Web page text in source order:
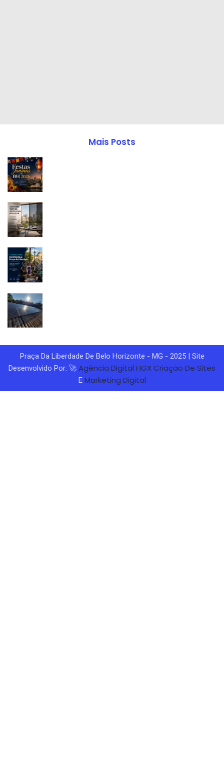
Mais Posts
Praça Da Liberdade De Belo Horizonte - MG - 2025 | Site
Desenvolvido Por: 🚀 Agência Digital HGXCriação De Sites
E Marketing Digital